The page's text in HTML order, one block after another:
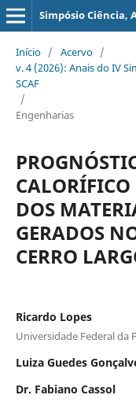
Simpósio Ciência,
Início / Acervo /
v. 4 (2026): Anais do IV
SCAF
/
Engenharias
CALORÍFICO
DOS
GERADOS
CERRO
Ricardo Lopes
Universidade Federal da
Luiza Guedes
Dr. Fabiano Cassol